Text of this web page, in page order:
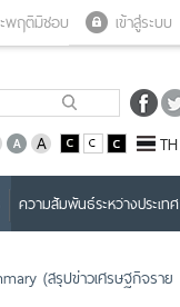
เข้าสู่ระบบ
พฤติมิชอบ
TH
ความสัมพันธ์ระหว่างประเทศ
(สรุปข่าวเศรษฐกิจราย